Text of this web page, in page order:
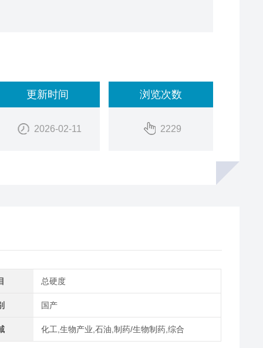
更新时间
2026-02-11
浏览次数
2229
总硬度
国产
化工,生物产业,石油,制药/生物制药,综合